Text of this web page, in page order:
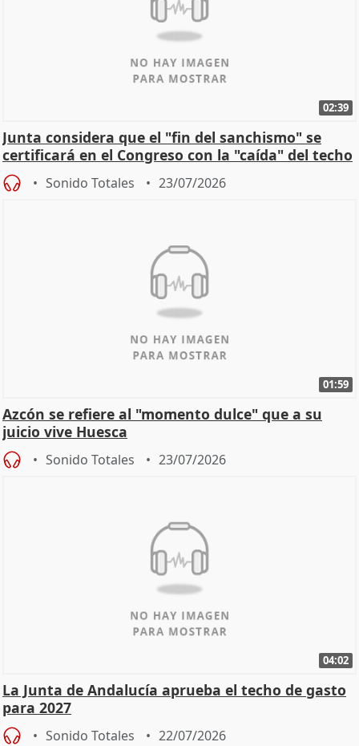
02:39
Junta considera que el "fin del sanchismo" se
certificará en el Congreso con la "caída" del techo
de
Sonido Totales 23/07/2026
01:59
Azcón se refiere al "momento dulce" que a su
juicio vive Huesca
Sonido Totales 23/07/2026
04:02
La Junta de Andalucía aprueba el techo de gasto
para 2027
Sonido Totales 22/07/2026